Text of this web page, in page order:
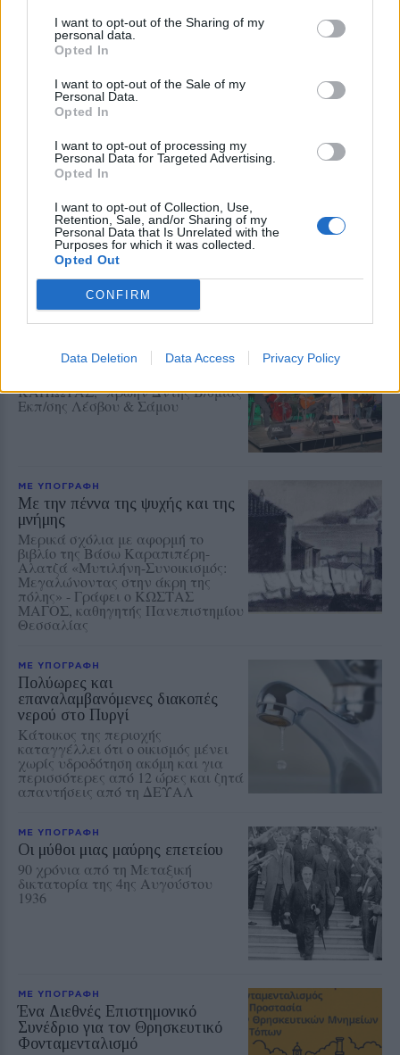
I want to opt-out of the Sharing of my
personal data.
Opted In
I want to opt-out of the Sale of my
Personal Data.
Opted In
I want to opt-out of processing my
Personal Data for Targeted Advertising.
Opted In
I want to opt-out of Collection, Use,
Retention, Sale, and/or Sharing of my
Personal Data that Is Unrelated with the
Purposes for which it was collected.
Opted Out
CONFIRM
Data Deletion Data Access Privacy Policy
Add stonisi.gr on Google ↗
ΣΤΗΝ ΙΔΙΑ ΚΑΤΗΓΟΡΙΑ
ΜΕ ΥΠΟΓΡΑΦΗ
Πόσο απέχει η Ψάθα από τη
Γράφει ο ΚΥΡΙΑΚΟΣ
ΑΡΓΥΡΟΠΟΥΛΟΣ
ΜΕ ΥΠΟΓΡΑΦΗ
Μυτιλήνης
ΚΑΠΙΩΤΑΣ, πρώην Δντης Β/θμιας
Εκπ/σης Λέσβου & Σάμου
ΜΕ ΥΠΟΓΡΑΦΗ
Με την πέννα της ψυχής και της
μνήμης
Μερικά σχόλια με αφορμή το
βιβλίο της Βάσω Καραπιπέρη-
Αλατζά «Μυτιλήνη-Συνοικισμός:
Μεγαλώνοντας στην άκρη της
πόλης» - Γράφει ο ΚΩΣΤΑΣ
ΜΑΓΟΣ, καθηγητής Πανεπιστημίου
Θεσσαλίας
ΜΕ ΥΠΟΓΡΑΦΗ
Πολύωρες και
επαναλαμβανόμενες διακοπές
νερού στο Πυργί
Κάτοικος της περιοχής
καταγγέλλει ότι ο οικισμός μένει
χωρίς υδροδότηση ακόμη και για
περισσότερες από 12 ώρες και ζητά
απαντήσεις από τη ΔΕΥΑΛ
ΜΕ ΥΠΟΓΡΑΦΗ
Οι μύθοι μιας μαύρης επετείου
90 χρόνια από τη Μεταξική
δικτατορία της 4ης Αυγούστου
1936
ΜΕ ΥΠΟΓΡΑΦΗ
Ένα Διεθνές Επιστημονικό
Συνέδριο για τον Θρησκευτικό
Φονταμενταλισμό